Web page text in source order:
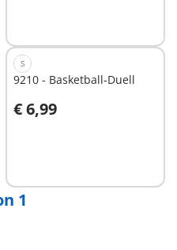
S
9210 - Basketball-Duell
€ 6,99
1